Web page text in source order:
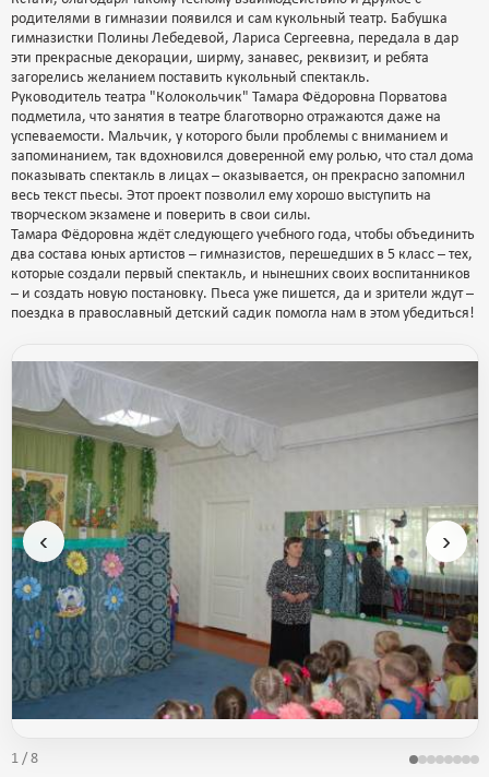
родителями в гимназии появился и сам кукольный театр. Бабушка
гимназистки Полины Лебедевой, Лариса Сергеевна, передала в дар
эти прекрасные декорации, ширму, занавес, реквизит, и ребята
загорелись желанием поставить кукольный спектакль.
Руководитель театра "Колокольчик" Тамара Фёдоровна Порватова
подметила, что занятия в театре благотворно отражаются даже на
успеваемости. Мальчик, у которого были проблемы с вниманием и
запоминанием, так вдохновился доверенной ему ролью, что стал дома
показывать спектакль в лицах – оказывается, он прекрасно запомнил
весь текст пьесы. Этот проект позволил ему хорошо выступить на
творческом экзамене и поверить в свои силы.
Тамара Фёдоровна ждёт следующего учебного года, чтобы объединить
два состава юных артистов – гимназистов, перешедших в 5 класс – тех,
которые создали первый спектакль, и нынешних своих воспитанников
– и создать новую постановку. Пьеса уже пишется, да и зрители ждут –
поездка в православный детский садик помогла нам в этом убедиться!
‹ ›
1 / 8